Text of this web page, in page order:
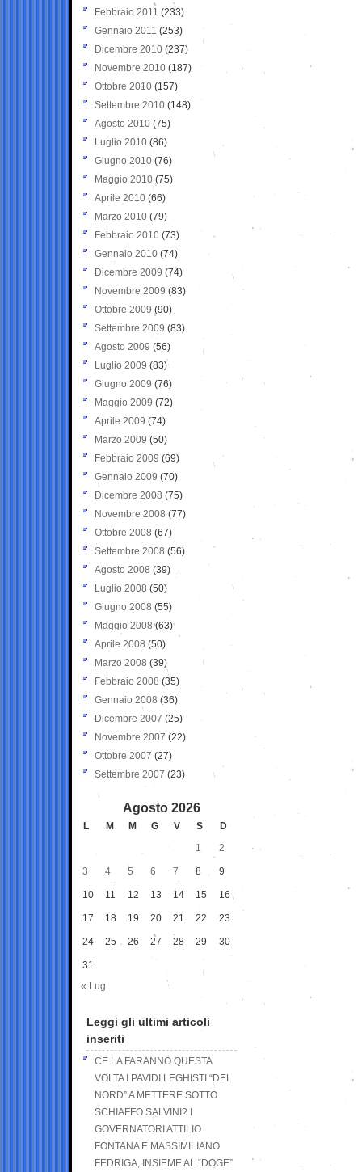
Febbraio 2011 (233)
Gennaio 2011 (253)
Dicembre 2010 (237)
Novembre 2010 (187)
Ottobre 2010 (157)
Settembre 2010 (148)
Agosto 2010 (75)
Luglio 2010 (86)
Giugno 2010 (76)
Maggio 2010 (75)
Aprile 2010 (66)
Marzo 2010 (79)
Febbraio 2010 (73)
Gennaio 2010 (74)
Dicembre 2009 (74)
Novembre 2009 (83)
Ottobre 2009 (90)
Settembre 2009 (83)
Agosto 2009 (56)
Luglio 2009 (83)
Giugno 2009 (76)
Maggio 2009 (72)
Aprile 2009 (74)
Marzo 2009 (50)
Febbraio 2009 (69)
Gennaio 2009 (70)
Dicembre 2008 (75)
Novembre 2008 (77)
Ottobre 2008 (67)
Settembre 2008 (56)
Agosto 2008 (39)
Luglio 2008 (50)
Giugno 2008 (55)
Maggio 2008(63)
Aprile 2008 (50)
Marzo 2008 (39)
Febbraio 2008 (35)
Gennaio 2008 (36)
Dicembre 2007 (25)
Novembre 2007 (22)
Ottobre 2007 (27)
Settembre 2007 (23)
Agosto 2026
L M M G V S
D
1
2
3 4 5 6 7 8 9
10 11 12 13 14 15 16
17 18 19 20 21 22 23
24 25 26 27 28 29 30
31
« Lug
Leggi gli ultimi articoli
inseriti
CE LA FARANNO QUESTA
VOLTA I PAVIDI LEGHISTI “DEL
NORD” A METTERE SOTTO
SCHIAFFO SALVINI? I
GOVERNATORI ATTILIO
FONTANA E MASSIMILIANO
FEDRIGA, INSIEME AL “DOGE”